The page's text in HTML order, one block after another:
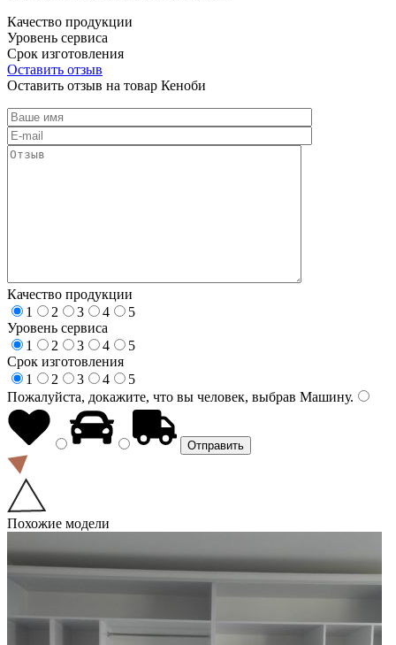
Качество продукции
Уровень сервиса
Срок изготовления
Оставить отзыв
Оставить отзыв на товар Кеноби
Качество продукции
1
2 3 4
5
Уровень сервиса
1
2 3 4
5
Срок изготовления
1
2 3 4
5
Пожалуйста, докажите, что вы человек, выбрав Машину.
Похожие модели